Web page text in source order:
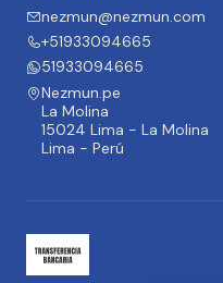
nezmun@nezmun.com
+51933094665
51933094665
Nezmun.pe
La Molina
15024 Lima - La Molina
Lima - Perú